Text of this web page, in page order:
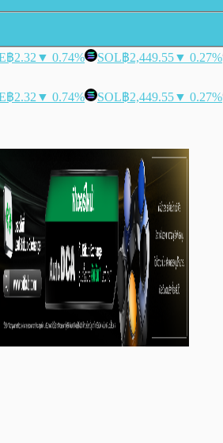
฿2.32 ▼ 0.74% SOL฿2,449.55▼ 0.27%
฿2.32 ▼ 0.74% SOL฿2,449.55▼ 0.27%